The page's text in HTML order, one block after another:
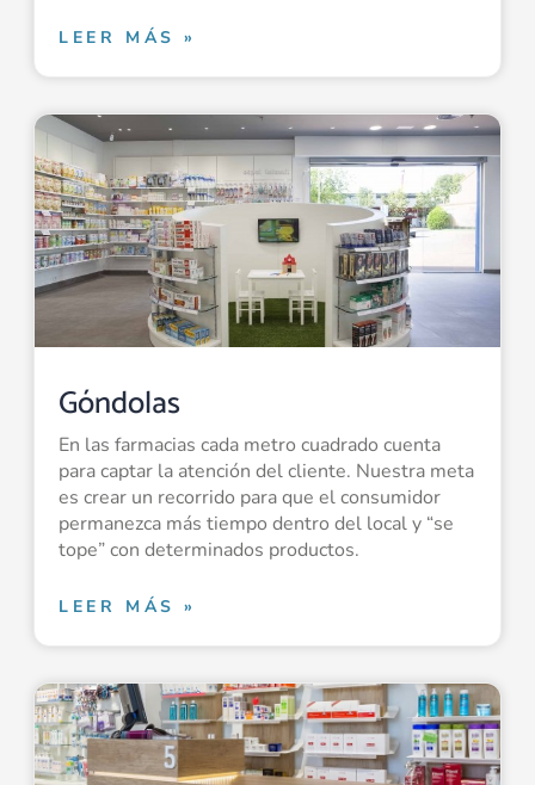
LEER MÁS »
Góndolas
En las farmacias cada metro cuadrado cuenta
para captar la atención del cliente. Nuestra meta
es crear un recorrido para que el consumidor
permanezca más tiempo dentro del local y “se
tope” con determinados productos.
LEER MÁS »